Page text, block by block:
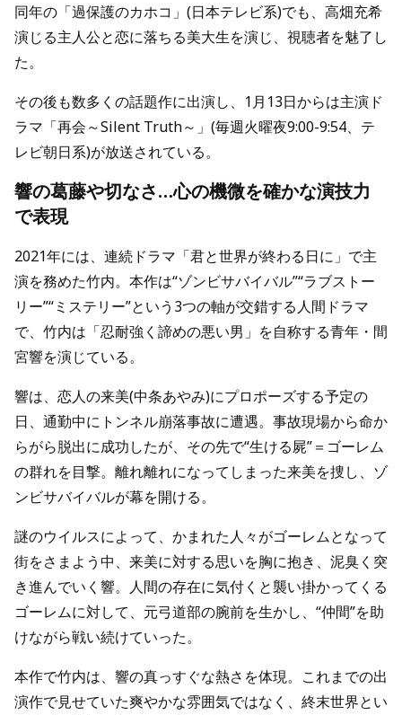
同年の「過保護のカホコ」(日本テレビ系)でも、高畑充希
演じる主人公と恋に落ちる美大生を演じ、視聴者を魅了し
た。
その後も数多くの話題作に出演し、1月13日からは主演ド
ラマ「再会～Silent Truth～」(毎週火曜夜9:00-9:54、テ
レビ朝日系)が放送されている。
響の葛藤や切なさ…心の機微を確かな演技力
で表現
2021年には、連続ドラマ「君と世界が終わる日に」で主
演を務めた竹内。本作は“ゾンビサバイバル”“ラブストー
リー”“ミステリー”という3つの軸が交錯する人間ドラマ
で、竹内は「忍耐強く諦めの悪い男」を自称する青年・間
宮響を演じている。
響は、恋人の来美(中条あやみ)にプロポーズする予定の
日、通勤中にトンネル崩落事故に遭遇。事故現場から命か
らがら脱出に成功したが、その先で“生ける屍”＝ゴーレム
の群れを目撃。離れ離れになってしまった来美を捜し、ゾ
ンビサバイバルが幕を開ける。
謎のウイルスによって、かまれた人々がゴーレムとなって
街をさまよう中、来美に対する思いを胸に抱き、泥臭く突
き進んでいく響。人間の存在に気付くと襲い掛かってくる
ゴーレムに対して、元弓道部の腕前を生かし、“仲間”を助
けながら戦い続けていった。
本作で竹内は、響の真っすぐな熱さを体現。これまでの出
演作で見せていた爽やかな雰囲気ではなく、終末世界とい